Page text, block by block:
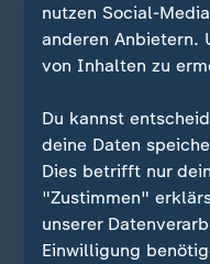
nutzen Social-
anderen Anbietern.
von Inhalten zu
Du kannst
deine Daten
Dies betrifft nur
"Zustimmen"
unserer
Einwilligung